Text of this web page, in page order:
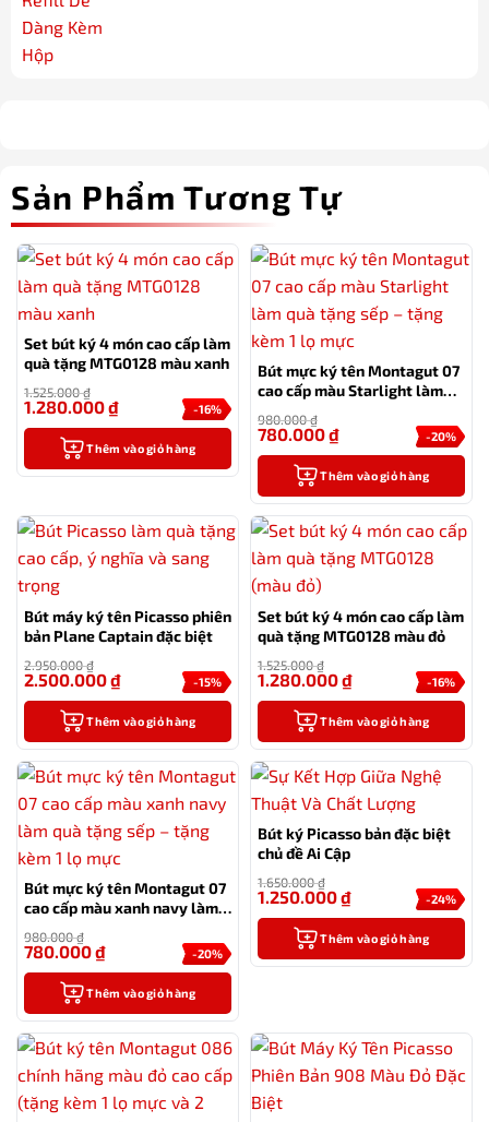
Sản Phẩm Tương Tự
Set bút ký 4 món cao cấp làm
quà tặng MTG0128 màu xanh
1.525.000₫
-16%
1.280.000₫
Thêm vào giỏ hàng
Bút mực ký tên Montagut 07
cao cấp màu Starlight làm
quà tặng sếp – tặng kèm 1 lọ
mực
980.000₫
-20%
780.000₫
Thêm vào giỏ hàng
Bút máy ký tên Picasso phiên
bản Plane Captain đặc biệt
2.950.000₫
-15%
2.500.000₫
Thêm vào giỏ hàng
Set bút ký 4 món cao cấp làm
quà tặng MTG0128 màu đỏ
1.525.000₫
-16%
1.280.000₫
Thêm vào giỏ hàng
Bút mực ký tên Montagut 07
cao cấp màu xanh navy làm
mực
980.000₫
-20%
780.000₫
Thêm vào giỏ hàng
Bút ký Picasso bản đặc biệt
chủ đề Ai Cập
1.650.000₫
-24%
1.250.000₫
Thêm vào giỏ hàng